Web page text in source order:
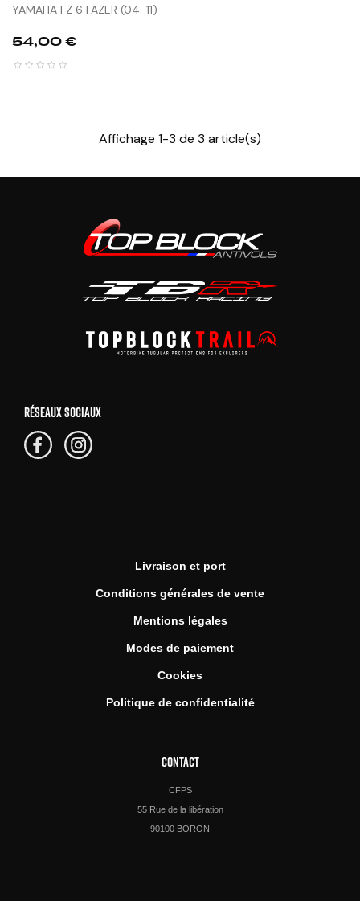
YAMAHA FZ 6 FAZER (04-11)
Prix
54,00 €
Affichage 1-3 de 3 article(s)
RÉSEAUX SOCIAUX
Livraison et port
Conditions générales de vente
Mentions légales
Modes de paiement
Cookies
Politique de confidentialité
CONTACT
CFPS
55 Rue de la libération
90100 BORON